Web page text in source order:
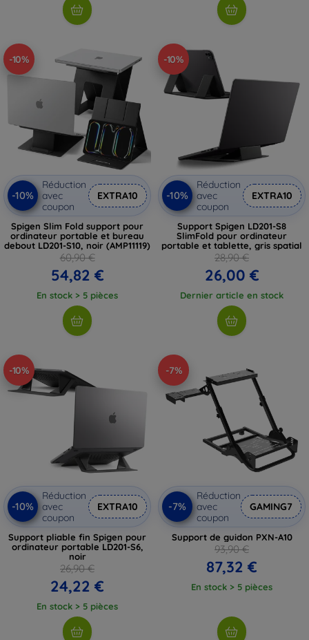
-10%
-10%
Réduction
avec
coupon
EXTRA10
Spigen Slim Fold support pour
ordinateur portable et bureau
debout LD201-S10, noir (AMP11119)
60,90 €
54,82 €
En stock > 5 pièces
-10%
-10%
Réduction
avec
coupon
EXTRA10
Support Spigen LD201-S8
SlimFold pour ordinateur
portable et tablette, gris spatial
28,90 €
26,00 €
Dernier article en stock
-10%
-10%
Réduction
avec
coupon
EXTRA10
Support pliable fin Spigen pour
ordinateur portable LD201-S6,
noir
26,90 €
24,22 €
En stock > 5 pièces
-7%
-7%
Réduction
avec
coupon
GAMING7
Support de guidon PXN-A10
93,90 €
87,32 €
En stock > 5 pièces